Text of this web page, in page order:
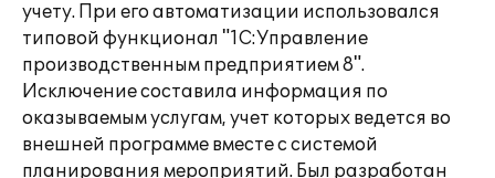
учету. При его автоматизации использовался
типовой функционал "1С:Управление
производственным предприятием 8".
Исключение составила информация по
оказываемым услугам, учет которых ведется во
внешней программе вместе с системой
планирования мероприятий. Был разработан